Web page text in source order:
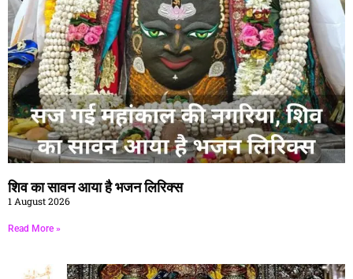
शिव का सावन आया है भजन लिरिक्स
1 August 2026
Read More »